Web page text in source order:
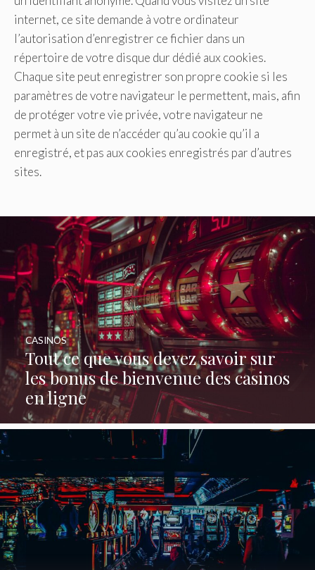
internet, ce site demande à votre ordinateur
l’autorisation d’enregistrer ce fichier dans un
répertoire de votre disque dur dédié aux cookies.
Chaque site peut enregistrer son propre cookie si les
paramètres de votre navigateur le permettent, mais, afin
de protéger votre vie privée, votre navigateur ne
permet à un site de n’accéder qu’au cookie qu’il a
enregistré, et pas aux cookies enregistrés par d’autres
sites.
Tout ce que vous devez savoir sur
les bonus de bienvenue des casinos
en ligne
CASINOS